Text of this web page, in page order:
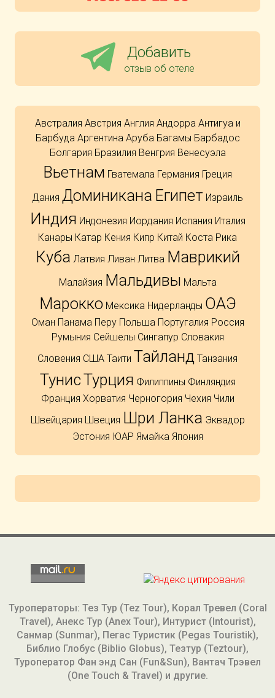
Добавить
отзыв об отеле
Австралия Австрия Англия Андорра Антигуа и
Барбуда Аргентина Аруба Багамы Барбадос
Болгария Бразилия Венгрия Венесуэла
Вьетнам Гватемала Германия Греция
Дания Доминикана Египет Израиль
Индия Индонезия Иордания Испания Италия
Канары Катар Кения Кипр Китай Коста Рика
Куба Латвия Ливан Литва Маврикий
Малайзия Мальдивы Мальта
Марокко Мексика Нидерланды ОАЭ
Оман Панама Перу Польша Португалия Россия
Румыния Сейшелы Сингапур Словакия
Словения США Таити Тайланд Танзания
ТунисТурция Филиппины Финляндия
Франция Хорватия Черногория Чехия Чили
Швейцария Швеция Шри Ланка Эквадор
Эстония ЮАР Ямайка Япония
Туроператоры: Тез Тур (Tez Tour), Корал Тревел (Coral
Travel), Анекс Тур (Anex Tour), Интурист (Intourist),
Санмар (Sunmar), Пегас Туристик (Pegas Touristik),
Библио Глобус (Biblio Globus), Тезтур (Teztour),
Туроператор Фан энд Сан (Fun&Sun), Вантач Трэвел
(One Touch & Travel) и другие.